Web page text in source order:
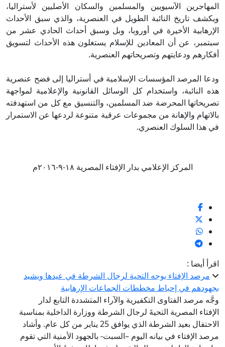
المهاجرين الآسيويين والمسلمين والسكان الأصليين لأستراليا،
ويكشف تاريخ النائبة الطويل في العنصرية، والذي سبق الأحداث
الإرهابية الأخيرة في أوروبا، وبل وسبق أحداث الحادي عشر من
سبتمبر، عن أن المعادين للإسلام يستغلون هذه الأحداث لتسويق
أفكارهم ودعايتهم وتصريحاتهم العنصرية.
ودعا المرصد المؤسسات الإسلامية في أستراليا إلى فضح عنصرية
هذه النائبة، واستخدام كل الوسائل القانونية والإعلامية لمواجهة
تصريحاتها المحرضة ضد المسلمين، والتنسيق مع كل من استهدفته
بالاتهام والإهانة من مجموعات عرقية متنوعة لردعها عن الاستمرار
في هذا السلوك العنصري.
المركز الإعلامي بدار الإفتاء المصرية ١٨-٩-٢٠١٦م
اقرأ أيضا :
مرصد الإفتاء يوجه التحية لرجال الشرطة في عيدها ويشيد
بجهودهم في إحباط مخططات الجماعات الإرهابية
وجَّه مرصد الفتاوى التكفيرية والآراء المتشددة التابع لدار
الإفتاء المصرية التحيةَ لرجال الشرطة ووزارة الداخلية بمناسبة
الاحتفال بعيد الشرطة الذي يوافق 25 يناير من كل عام. وأشاد
مرصد الإفتاء في بيانه اليوم –السبت- بالجهود الأمنية التي تقوم